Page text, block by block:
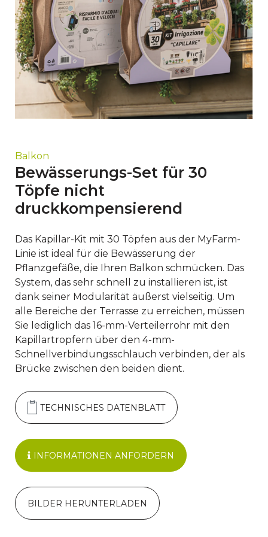
Balkon
Bewässerungs-Set für 30
Töpfe nicht
druckkompensierend
Das Kapillar-Kit mit 30 Töpfen aus der MyFarm-
Linie ist ideal für die Bewässerung der
Pflanzgefäße, die Ihren Balkon schmücken. Das
System, das sehr schnell zu installieren ist, ist
dank seiner Modularität äußerst vielseitig. Um
alle Bereiche der Terrasse zu erreichen, müssen
Sie lediglich das 16-mm-Verteilerrohr mit den
Kapillartropfern über den 4-mm-
Schnellverbindungsschlauch verbinden, der als
Brücke zwischen den beiden dient.
TECHNISCHES DATENBLATT
INFORMATIONEN ANFORDERN
BILDER HERUNTERLADEN